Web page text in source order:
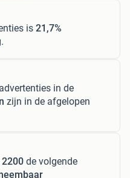
is 21,7%
advertenties in de
zijn in de afgelopen
de volgende